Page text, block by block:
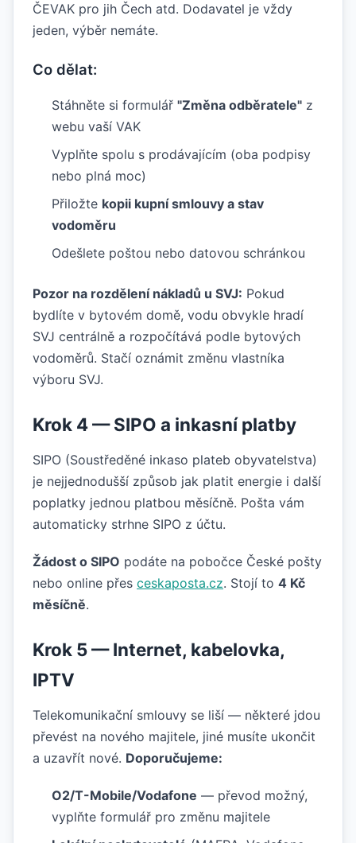
ČEVAK pro jih Čech atd. Dodavatel je vždy
jeden, výběr nemáte.
Co dělat:
Stáhněte si formulář "Změna odběratele" z
webu vaší VAK
Vyplňte spolu s prodávajícím (oba podpisy
nebo plná moc)
Přiložte kopii kupní smlouvy a stav
vodoměru
Odešlete poštou nebo datovou schránkou
Pozor na rozdělení nákladů u SVJ: Pokud
bydlíte v bytovém domě, vodu obvykle hradí
SVJ centrálně a rozpočítává podle bytových
vodoměrů. Stačí oznámit změnu vlastníka
výboru SVJ.
Krok 4 — SIPO a inkasní platby
SIPO (Soustředěné inkaso plateb obyvatelstva)
je nejjednodušší způsob jak platit energie i další
poplatky jednou platbou měsíčně. Pošta vám
automaticky strhne SIPO z účtu.
Žádost o SIPO podáte na pobočce České pošty
nebo online přes ceskaposta.cz. Stojí to 4 Kč
měsíčně.
Krok 5 — Internet, kabelovka,
IPTV
Telekomunikační smlouvy se liší — některé jdou
převést na nového majitele, jiné musíte ukončit
a uzavřít nové. Doporučujeme:
O2/T-Mobile/Vodafone — převod možný,
vyplňte formulář pro změnu majitele